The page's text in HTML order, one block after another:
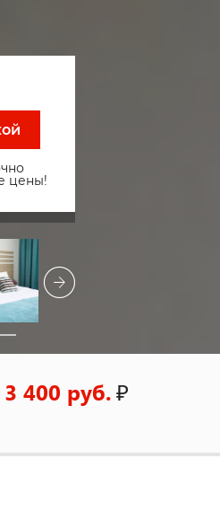
цены!
3 400 руб.₽